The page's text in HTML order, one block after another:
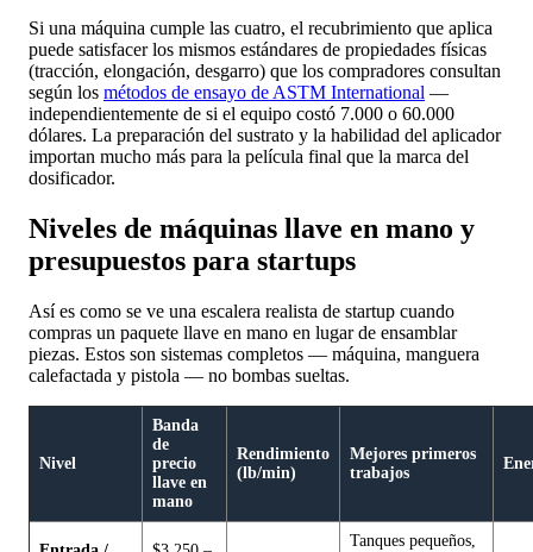
Si una máquina cumple las cuatro, el recubrimiento que aplica
puede satisfacer los mismos estándares de propiedades físicas
(tracción, elongación, desgarro) que los compradores consultan
según los métodos de ensayo de ASTM International —
independientemente de si el equipo costó 7.000 o 60.000
dólares. La preparación del sustrato y la habilidad del aplicador
importan mucho más para la película final que la marca del
dosificador.
Niveles de máquinas llave en mano y
presupuestos para startups
Así es como se ve una escalera realista de startup cuando
compras un paquete llave en mano en lugar de ensamblar
piezas. Estos son sistemas completos — máquina, manguera
calefactada y pistola — no bombas sueltas.
Nivel
Banda
de
precio
llave en
mano
Rendimiento
(lb/min)
Mejores primeros
trabajos
Tanques pequeños,